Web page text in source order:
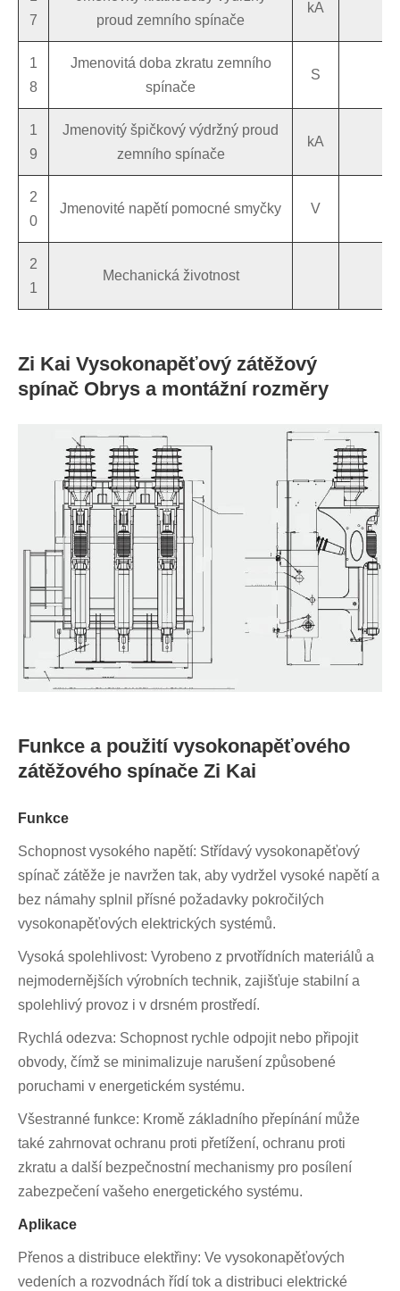
7
proud zemního spínače
kA
1
8
Jmenovitá doba zkratu zemního
spínače
S
1
9
Jmenovitý špičkový výdržný proud
zemního spínače
kA
2
0
Jmenovité napětí pomocné smyčky V
2
1
Mechanická životnost
Zi Kai Vysokonapěťový zátěžový
spínač Obrys a montážní rozměry
Funkce a použití vysokonapěťového
zátěžového spínače Zi Kai
Funkce
Schopnost vysokého napětí: Střídavý vysokonapěťový
spínač zátěže je navržen tak, aby vydržel vysoké napětí a
bez námahy splnil přísné požadavky pokročilých
vysokonapěťových elektrických systémů.
Vysoká spolehlivost: Vyrobeno z prvotřídních materiálů a
nejmodernějších výrobních technik, zajišťuje stabilní a
spolehlivý provoz i v drsném prostředí.
Rychlá odezva: Schopnost rychle odpojit nebo připojit
obvody, čímž se minimalizuje narušení způsobené
poruchami v energetickém systému.
Všestranné funkce: Kromě základního přepínání může
také zahrnovat ochranu proti přetížení, ochranu proti
zkratu a další bezpečnostní mechanismy pro posílení
zabezpečení vašeho energetického systému.
Aplikace
Přenos a distribuce elektřiny: Ve vysokonapěťových
vedeních a rozvodnách řídí tok a distribuci elektrické